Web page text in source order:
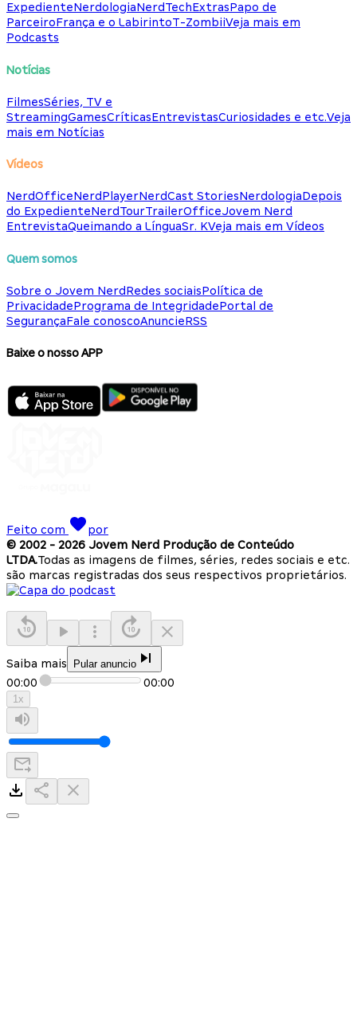
ExpedienteNerdologiaNerdTechExtrasPapo de
ParceiroFrança e o LabirintoT-ZombiiVeja mais em
Podcasts
Notícias
FilmesSéries, TV e
StreamingGamesCríticasEntrevistasCuriosidades e etc.Veja
mais em Notícias
Vídeos
NerdOfficeNerdPlayerNerdCast StoriesNerdologiaDepois
do ExpedienteNerdTourTrailerOfficeJovem Nerd
EntrevistaQueimando a LínguaSr. KVeja mais em Vídeos
Quem somos
Sobre o Jovem NerdRedes sociaisPolítica de
PrivacidadePrograma de IntegridadePortal de
SegurançaFale conoscoAnuncieRSS
Baixe o nosso APP
Feito com
por
© 2002 - 2026 Jovem Nerd Produção de Conteúdo
LTDA.Todas as imagens de filmes, séries, redes sociais e etc.
são marcas registradas dos seus respectivos proprietários.
Saiba mais Pular anuncio
00:00 00:00
1x